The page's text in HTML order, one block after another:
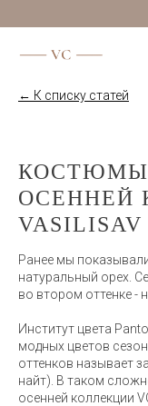
← К списку статей
ОСЕННЕЙ
VASILISAV
Ранее мы
натуральный орех.
во втором оттенке -
Институт цвета
модных цветов
оттенков называет
найт). В таком
осенней коллекции